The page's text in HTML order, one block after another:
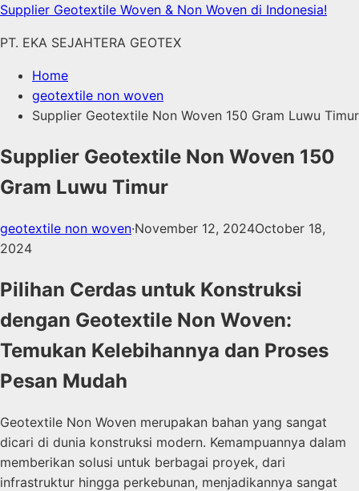
Skip
content
Supplier Geotextile Woven & Non Woven di Indonesia!
PT. EKA SEJAHTERA GEOTEX
Home
geotextile non woven
Supplier Geotextile Non Woven 150 Gram Luwu Timur
Supplier Geotextile Non Woven 150
Gram Luwu Timur
geotextile non woven·November 12, 2024October 18,
2024
Pilihan Cerdas untuk Konstruksi
dengan Geotextile Non Woven:
Temukan Kelebihannya dan Proses
Pesan Mudah
Geotextile Non Woven merupakan bahan yang sangat
dicari di dunia konstruksi modern. Kemampuannya dalam
memberikan solusi untuk berbagai proyek, dari
infrastruktur hingga perkebunan, menjadikannya sangat